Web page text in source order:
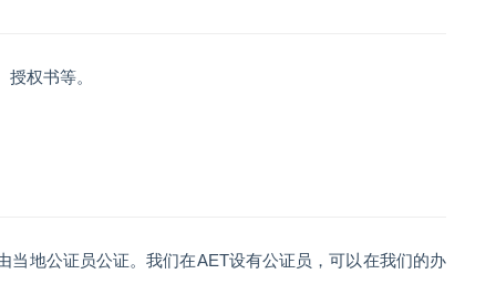
权书等。
地公证员公证。我们在AET设有公证员，可以在我们的办